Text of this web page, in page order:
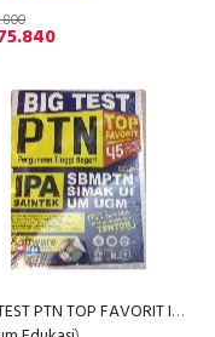
BIG TEST PTN TOP FAVORIT IPA SAINTEK